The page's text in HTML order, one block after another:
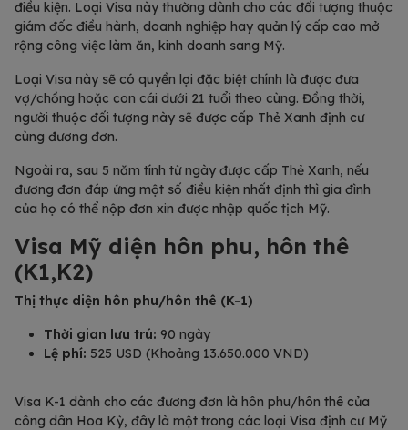
điều kiện. Loại Visa này thường dành cho các đối tượng thuộc
giám đốc điều hành, doanh nghiệp hay quản lý cấp cao mở
rộng công việc làm ăn, kinh doanh sang Mỹ.
Loại Visa này sẽ có quyền lợi đặc biệt chính là được đưa
vợ/chồng hoặc con cái dưới 21 tuổi theo cùng. Đồng thời,
người thuộc đối tượng này sẽ được cấp Thẻ Xanh định cư
cùng đương đơn.
Ngoài ra, sau 5 năm tính từ ngày được cấp Thẻ Xanh, nếu
đương đơn đáp ứng một số điều kiện nhất định thì gia đình
của họ có thể nộp đơn xin được nhập quốc tịch Mỹ.
Visa Mỹ diện hôn phu, hôn thê
(K1,K2)
Thị thực diện hôn phu/hôn thê (K-1)
Thời gian lưu trú: 90 ngày
Lệ phí: 525 USD (Khoảng 13.650.000 VND)
Visa K-1 dành cho các đương đơn là hôn phu/hôn thê của
công dân Hoa Kỳ, đây là một trong các loại Visa định cư Mỹ